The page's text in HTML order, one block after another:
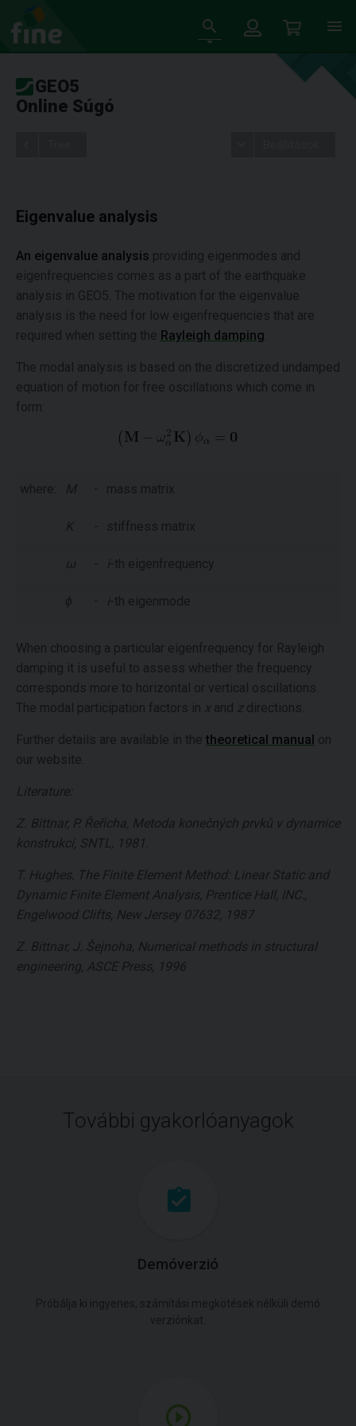
GEO5
Online Súgó
Eigenvalue analysis
An eigenvalue analysis providing eigenmodes and
eigenfrequencies comes as a part of the earthquake
analysis in GEO5. The motivation for the eigenvalue
analysis is the need for low eigenfrequencies that are
required when setting the Rayleigh damping
The modal analysis is based on the discretized undamped
equation of motion for free oscillations which come in
form:
where: M - mass matrix
K - stiffness matrix
ω - i-th eigenfrequency
ϕ - i-th eigenmode
When choosing a particular eigenfrequency for Rayleigh
damping it is useful to assess whether the frequency
corresponds more to horizontal or vertical oscillations.
The modal participation factors in x and zdirections.
Further details are available in the theoretical manual on
our website.
Literature:
Z. Bittnar, P. Řeřicha, Metoda konečných prvků v dynamice
konstrukcí, SNTL, 1981.
T. Hughes, The Finite Element Method: Linear Static and
Dynamic Finite Element Analysis, Prentice Hall, INC.,
Engelwood Clifts, New Jersey 07632, 1987
Z. Bittnar, J. Šejnoha, Numerical methods in structural
engineering, ASCE Press, 1996
További gyakorlóanyagok
Demóverzió